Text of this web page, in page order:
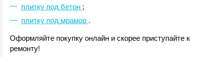
плитку под бетон ;
плитку под мрамор .
Оформляйте покупку онлайн и скорее приступайте к
ремонту!